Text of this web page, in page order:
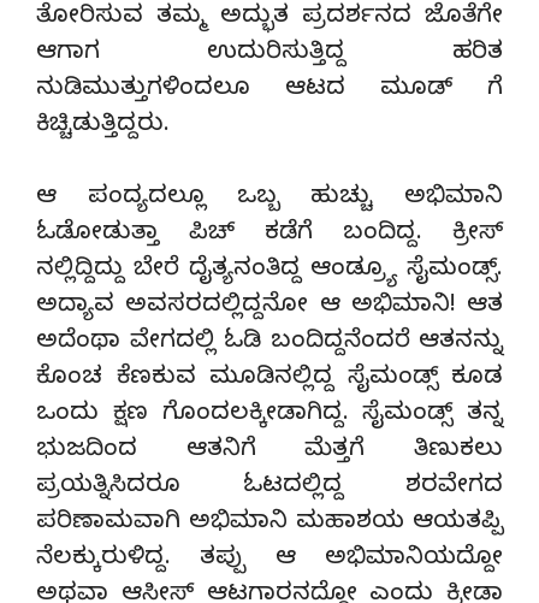
ತೋರಿಸುವ ತಮ್ಮ ಅದ್ಭುತ ಪ್ರದರ್ಶನದ ಜೊತೆಗೇ
ಆಗಾಗ ಉದುರಿಸುತ್ತಿದ್ದ ಹರಿತ
ನುಡಿಮುತ್ತುಗಳಿಂದಲೂ ಆಟದ ಮೂಡ್ ಗೆ
ಕಿಚ್ಚಿಡುತ್ತಿದ್ದರು.
ಆ ಪಂದ್ಯದಲ್ಲೂ ಒಬ್ಬ ಹುಚ್ಚು ಅಭಿಮಾನಿ
ಓಡೋಡುತ್ತಾ ಪಿಚ್ ಕಡೆಗೆ ಬಂದಿದ್ದ. ಕ್ರೀಸ್
ನಲ್ಲಿದ್ದಿದ್ದು ಬೇರೆ ದೈತ್ಯನಂತಿದ್ದ ಆಂಡ್ರ್ಯೂ ಸೈಮಂಡ್ಸ್.
ಅದ್ಯಾವ ಅವಸರದಲ್ಲಿದ್ದನೋ ಆ ಅಭಿಮಾನಿ! ಆತ
ಅದೆಂಥಾ ವೇಗದಲ್ಲಿ ಓಡಿ ಬಂದಿದ್ದನೆಂದರೆ ಆತನನ್ನು
ಕೊಂಚ ಕೆಣಕುವ ಮೂಡಿನಲ್ಲಿದ್ದ ಸೈಮಂಡ್ಸ್ ಕೂಡ
ಒಂದು ಕ್ಷಣ ಗೊಂದಲಕ್ಕೀಡಾಗಿದ್ದ. ಸೈಮಂಡ್ಸ್ ತನ್ನ
ಭುಜದಿಂದ ಆತನಿಗೆ ಮೆತ್ತಗೆ ತಿಣುಕಲು
ಪ್ರಯತ್ನಿಸಿದರೂ ಓಟದಲ್ಲಿದ್ದ ಶರವೇಗದ
ಪರಿಣಾಮವಾಗಿ ಅಭಿಮಾನಿ ಮಹಾಶಯ ಆಯತಪ್ಪಿ
ನೆಲಕ್ಕುರುಳಿದ್ದ. ತಪ್ಪು ಆ ಅಭಿಮಾನಿಯದ್ದೋ
ಅಥವಾ ಆಸೀಸ್ ಆಟಗಾರನದ್ದೋ ಎಂದು ಕ್ರೀಡಾ